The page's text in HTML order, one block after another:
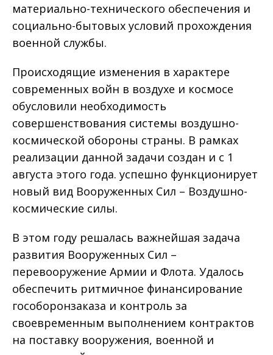
материально-технического обеспечения и
социально-бытовых условий прохождения
военной службы.
Происходящие изменения в характере
современных войн в воздухе и космосе
обусловили необходимость
совершенствования системы воздушно-
космической обороны страны. В рамках
реализации данной задачи создан и с 1
августа этого года. успешно функционирует
новый вид Вооруженных Сил – Воздушно-
космические силы.
В этом году решалась важнейшая задача
развития Вооруженных Сил –
перевооружение Армии и Флота. Удалось
обеспечить ритмичное финансирование
гособоронзаказа и контроль за
своевременным выполнением контрактов
на поставку вооружения, военной и